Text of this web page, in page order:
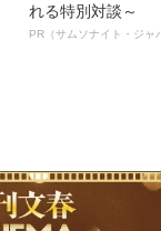
れる特別対談～
PR（サムソナイト・ジャ